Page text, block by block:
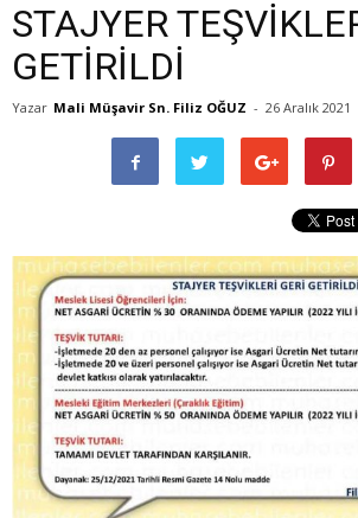
STAJYER
GETİRİLDİ
Yazar Mali Müşavir Sn. Filiz OĞUZ - 26 Aralık 2021